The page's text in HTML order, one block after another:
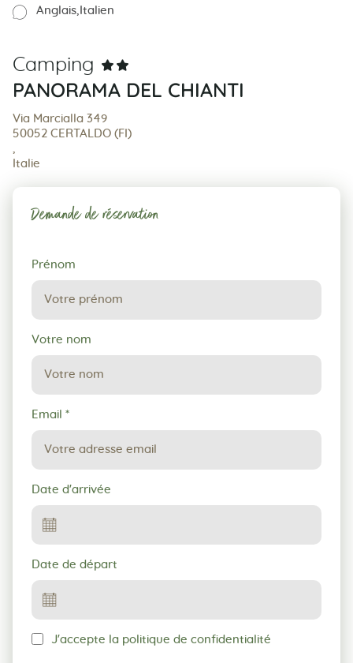
Anglais Italien
Camping
PANORAMA DEL CHIANTI
Via Marcialla 349
50052 CERTALDO (FI)
Italie
Demande de réservation
Demande
de
réservation
Prénom
Votre nom
Email *
Date d'arrivée
Date de départ
J'accepte la politique de confidentialité